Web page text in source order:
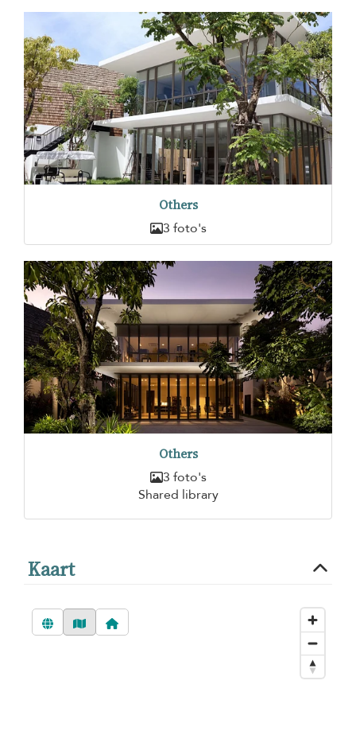
Others
3 foto's
Others
3 foto's
Shared library
Kaart